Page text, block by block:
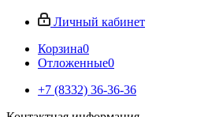
Личный кабинет
Корзина0
Отложенные0
+7 (8332) 36-36-36